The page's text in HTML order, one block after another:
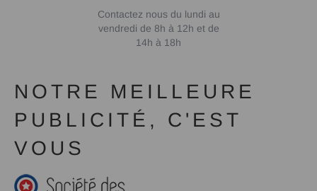
Contactez nous du lundi au
vendredi de 8h à 12h et de
14h à 18h
NOTRE MEILLEURE
PUBLICITÉ, C'EST
VOUS